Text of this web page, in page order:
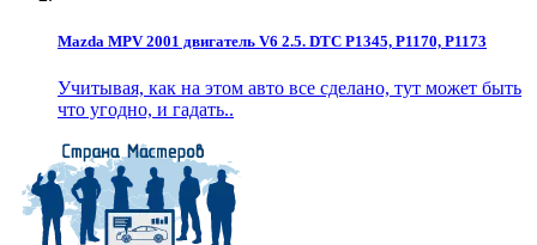
Mazda MPV 2001 двигатель V6 2.5. DTC P1345, P1170, P1173
Учитывая, как на этом авто все сделано, тут может быть
что угодно, и гадать..